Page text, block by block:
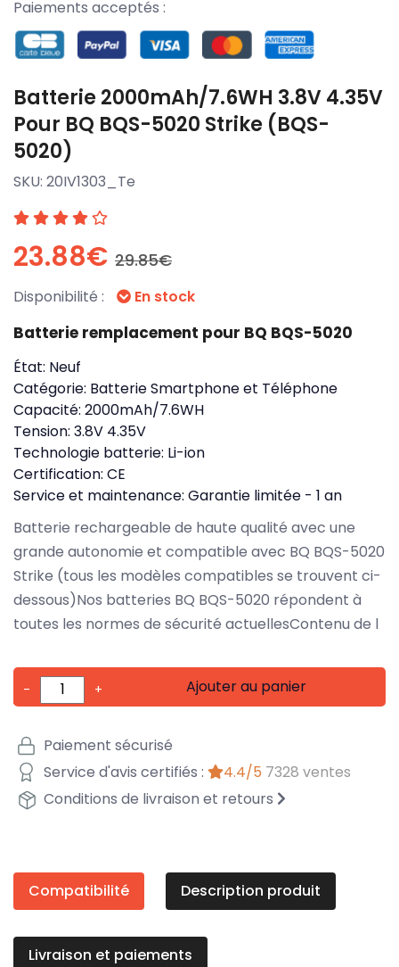
Paiements acceptés :
Batterie 2000mAh/7.6WH 3.8V 4.35V
Pour BQ BQS-5020 Strike (BQS-
5020)
SKU: 20IV1303_Te
23.88€ 29.85€
Disponibilité : En stock
Batterie remplacement pour BQ BQS-5020
État: Neuf
Catégorie: Batterie Smartphone et Téléphone
Capacité: 2000mAh/7.6WH
Tension: 3.8V 4.35V
Technologie batterie: Li-ion
Certification: CE
Service et maintenance: Garantie limitée - 1 an
Batterie rechargeable de haute qualité avec une
grande autonomie et compatible avec BQ BQS-5020
Strike (tous les modèles compatibles se trouvent ci-
dessous)Nos batteries BQ BQS-5020 répondent à
toutes les normes de sécurité actuellesContenu de l
- + Ajouter au panier
Paiement sécurisé
Service d'avis certifiés :
4.4/5 7328 ventes
Conditions de livraison et retours
Compatibilité Description produit
Livraison et paiements